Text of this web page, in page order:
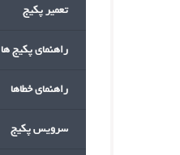
تعمیر پکیج
راهنمای پکیج ها
راهنمای خطاها
سرویس پکیج